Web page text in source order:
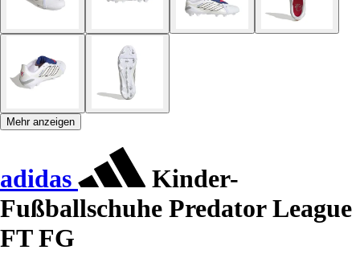
Mehr anzeigen
adidas
Kinder-
Fußballschuhe Predator League
FT FG